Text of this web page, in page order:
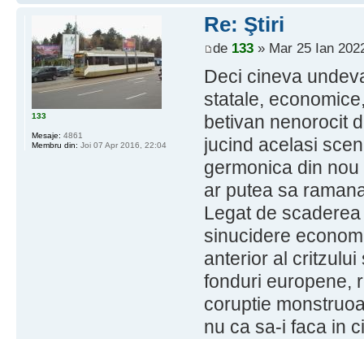
Re: Ştiri
de 133» Mar 25 Ian
Deci cineva
statale,
betivan nenorocit
jucind acelasi
germonica din
ar putea sa
Legat de
sinucidere
anterior al critzului
fonduri europene,
coruptie
nu ca sa-i faca in
133
Mesaje: 4861
Membru din: Joi 07 Apr 2016, 22:04